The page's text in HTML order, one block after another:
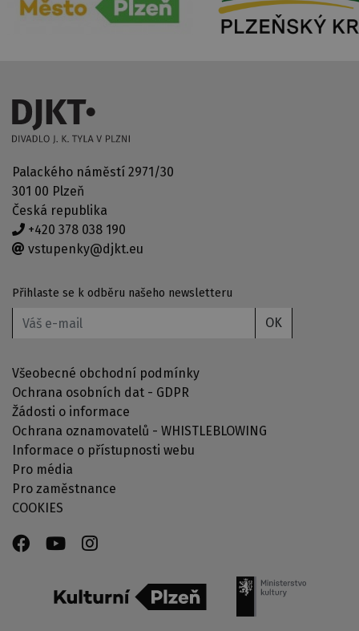
Palackého náměstí 2971/30
301 00 Plzeň
Česká republika
+420 378 038 190
vstupenky@djkt.eu
Přihlaste se k odběru našeho newsletteru
OK
Všeobecné obchodní podmínky
Ochrana osobních dat - GDPR
Žádosti o informace
Ochrana oznamovatelů - WHISTLEBLOWING
Informace o přístupnosti webu
Pro média
Pro zaměstnance
COOKIES